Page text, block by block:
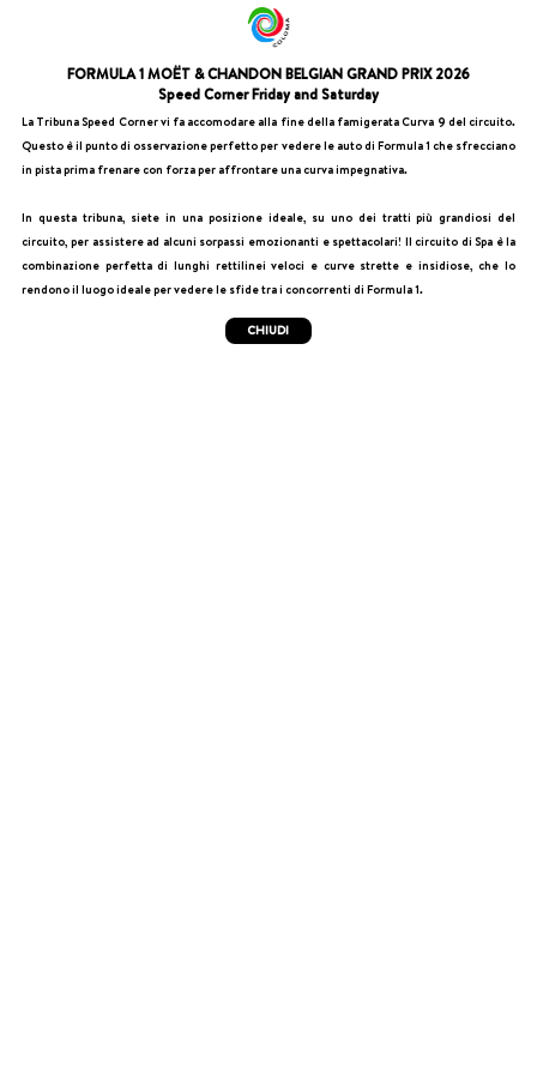
FORMULA 1 MOËT & CHANDON BELGIAN GRAND PRIX 2026
Speed Corner Friday and Saturday
La Tribuna Speed Corner vi fa accomodare alla fine della famigerata Curva 9 del circuito.
Questo è il punto di osservazione perfetto per vedere le auto di Formula 1 che sfrecciano
in pista prima frenare con forza per affrontare una curva impegnativa.
In questa tribuna, siete in una posizione ideale, su uno dei tratti più grandiosi del
circuito, per assistere ad alcuni sorpassi emozionanti e spettacolari! Il circuito di Spa è la
combinazione perfetta di lunghi rettilinei veloci e curve strette e insidiose, che lo
rendono il luogo ideale per vedere le sfide tra i concorrenti di Formula 1.
CHIUDI